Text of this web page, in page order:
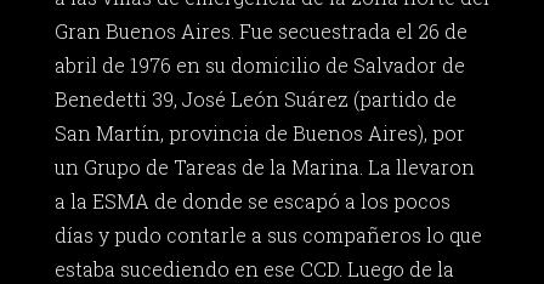
Gran Buenos Aires. Fue secuestrada el 26 de
abril de 1976 en su domicilio de Salvador de
Benedetti 39, José León Suárez (partido de
San Martín, provincia de Buenos Aires), por
un Grupo de Tareas de la Marina. La llevaron
a la ESMA de donde se escapó a los pocos
días y pudo contarle a sus compañeros lo que
estaba sucediendo en ese CCD. Luego de la